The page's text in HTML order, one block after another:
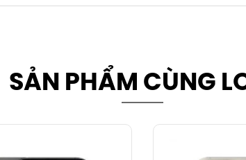
SẢN PHẨM CÙNG